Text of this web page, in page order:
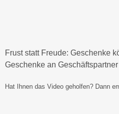
Frust statt Freude: Geschenke
Geschenke an
Hat Ihnen das Video geholfen? Dann